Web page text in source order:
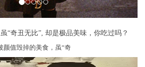
颜值毁掉的美食，虽“奇